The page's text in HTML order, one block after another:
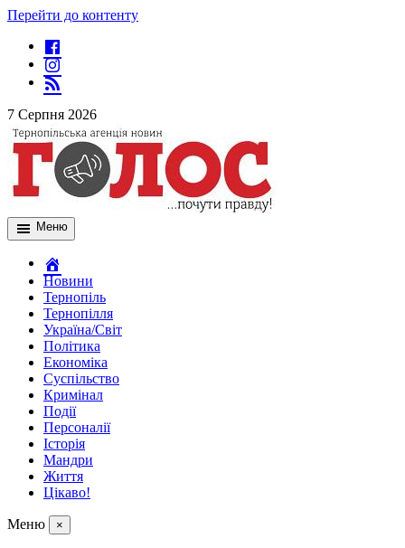
Перейти до контенту
7 Серпня 2026
Меню
Новини
Тернопіль
Тернопілля
Україна/Світ
Політика
Економіка
Суспільство
Кримінал
Події
Персоналії
Історія
Мандри
Життя
Цікаво!
Меню ×